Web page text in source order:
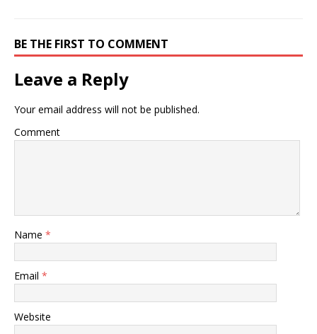
BE THE FIRST TO COMMENT
Leave a Reply
Your email address will not be published.
Comment
Name *
Email *
Website